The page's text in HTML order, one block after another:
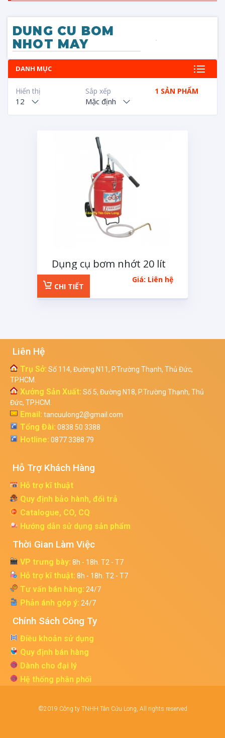
DUNG CU BOM
NHOT MAY
DANH MỤC
1 SẢN PHẨM
Sắp xếp
Mặc định
Hiển thị
12
Dụng cụ bơm nhớt 20 lít
Giá: Liên hệ
CHI TIẾT
Liên Hệ
Trụ Sở: Số 114, Đường N11, P.Trường Thạnh, Thủ Đức,
TP.HCM.
Xưởng Sản Xuất: Số 5, Đường N18, P.Trường Thạnh, Thủ
Đức, TP.HCM.
Email: tancuulong2@gmail.com
Tổng Đài: 0838 50 3388
Hotline: 0877 3388 79
Hỗ Trợ Khách Hàng
Hỗ trợ kĩ thuật
Quy định bảo hành, đổi trả
Catalogue, CO, CQ
Hướng dẫn sử dụng sản phẩm
Thời Gian Làm Việc
VP trưng bày: 8h - 18h. T2 - T7
Hỗ trợ kĩ thuật: 8h - 18h. T2 - T7
Tư vấn bán hàng: 24/7
Phản ánh góp ý: 24/7
Chính Sách Công Ty
Điều khoản sử dụng
Quy định bán hàng
Dành cho đại lý
Hệ thống phân phối
©2019 Công ty TNHH Tân Cửu Long, All rights reserved